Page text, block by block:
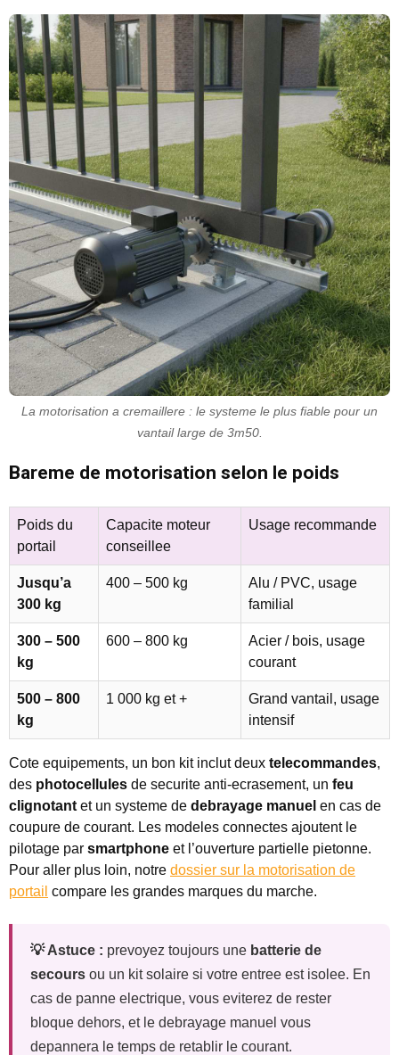
La motorisation a cremaillere : le systeme le plus fiable pour un
vantail large de 3m50.
Bareme de motorisation selon le poids
Poids du
portail
Capacite moteur
conseillee
Usage recommande
Jusqu’a
300 kg
400 – 500 kg
Alu / PVC, usage
familial
300 – 500
kg
600 – 800 kg
Acier / bois, usage
courant
500 – 800
kg
1 000 kg et +
Grand vantail, usage
intensif
Cote equipements, un bon kit inclut deux telecommandes,
des photocellules de securite anti-ecrasement, un feu
clignotant et un systeme de debrayage manuel en cas de
coupure de courant. Les modeles connectes ajoutent le
pilotage par smartphone et l’ouverture partielle pietonne.
Pour aller plus loin, notre dossier sur la motorisation de
portail compare les grandes marques du marche.
💡 Astuce : prevoyez toujours une batterie de
secours ou un kit solaire si votre entree est isolee. En
cas de panne electrique, vous eviterez de rester
bloque dehors, et le debrayage manuel vous
depannera le temps de retablir le courant.